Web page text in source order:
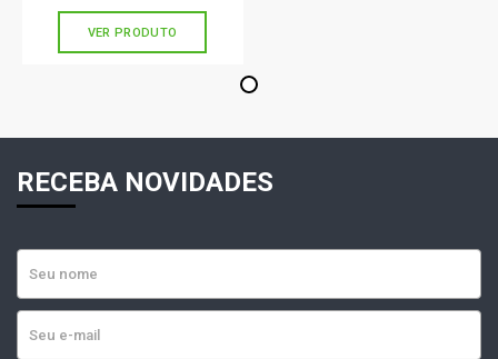
VER PRODUTO
1
RECEBA NOVIDADES